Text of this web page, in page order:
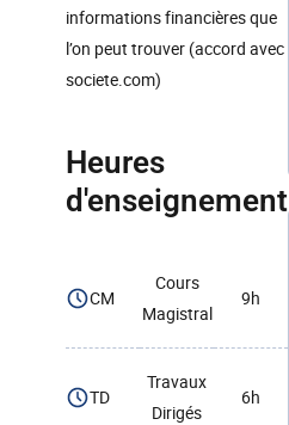
informations financières que
l’on peut trouver (accord avec
societe.com)
Heures
d'enseignement
CM
Cours
Magistral
9h
TD
Travaux
Dirigés
6h